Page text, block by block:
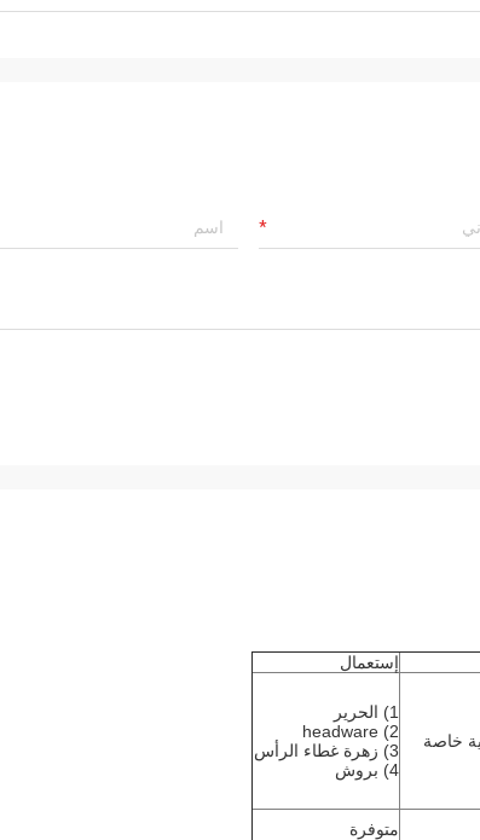
إستعمال
خاصة
1) الحرير
2) headware
3) زهرة غطاء الرأس
4) بروش
متوفرة